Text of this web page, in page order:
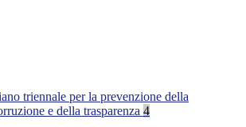
triennale per la prevenzione della
e della trasparenza 4